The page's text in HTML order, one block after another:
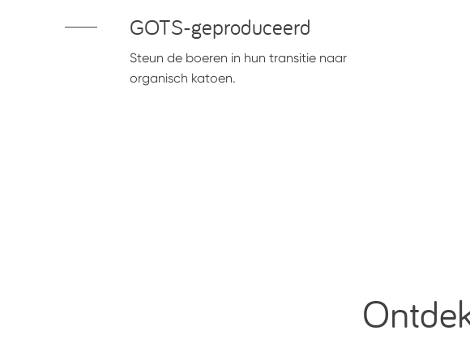
GOTS-geproduceerd
Steun de boeren in hun transitie naar
organisch katoen.